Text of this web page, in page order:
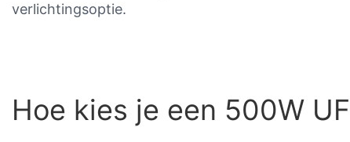
verlichtingsoptie.
Hoe kies je een 500W